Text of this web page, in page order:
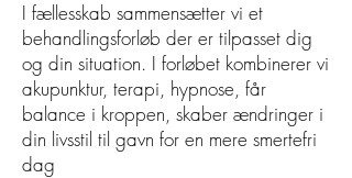
I fællesskab sammensætter vi et
behandlingsforløb der er tilpasset dig
og din situation. I forløbet kombinerer vi
akupunktur, terapi, hypnose, får
balance i kroppen, skaber ændringer i
din livsstil til gavn for en mere smertefri
dag